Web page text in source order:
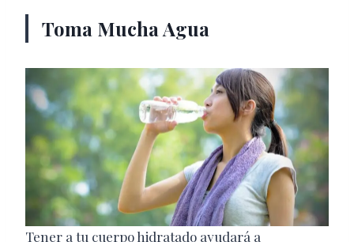
Toma Mucha Agua
Tener a tu cuerpo hidratado ayudará a